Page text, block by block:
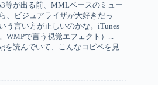
等が出る前、MMLベースのミュー
、ビジュアライザが大好きだっ
う言い方が正しいのかな。iTunes
WMPで言う視覚エフェクト）...
を読んでいて、こんなコピペを見